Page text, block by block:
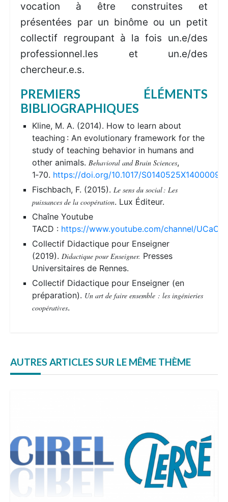
vocation à être construites et
présentées par un binôme ou un petit
collectif regroupant à la fois un.e/des
professionnel.les et un.e/des
chercheur.e.s.
PREMIERS ÉLÉMENTS
BIBLIOGRAPHIQUES
Kline, M. A. (2014). How to learn about
teaching : An evolutionary framework for the
study of teaching behavior in humans and
other animals.Behavioral and Brain Sciences,
1‑70. https://doi.org/10.1017/S0140525X14000090
Fischbach, F. (2015).Le sens du social : Les
puissances de la coopération. Lux Éditeur.
Chaîne Youtube
TACD : https://www.youtube.com/channel/
Collectif Didactique pour Enseigner
(2019).Didactique pour Enseigner. Presses
Universitaires de Rennes.
Collectif Didactique pour Enseigner (en
préparation). Un art de faire ensemble : les ingénieries
coopératives.
AUTRES ARTICLES SUR LE MÊME THÈME